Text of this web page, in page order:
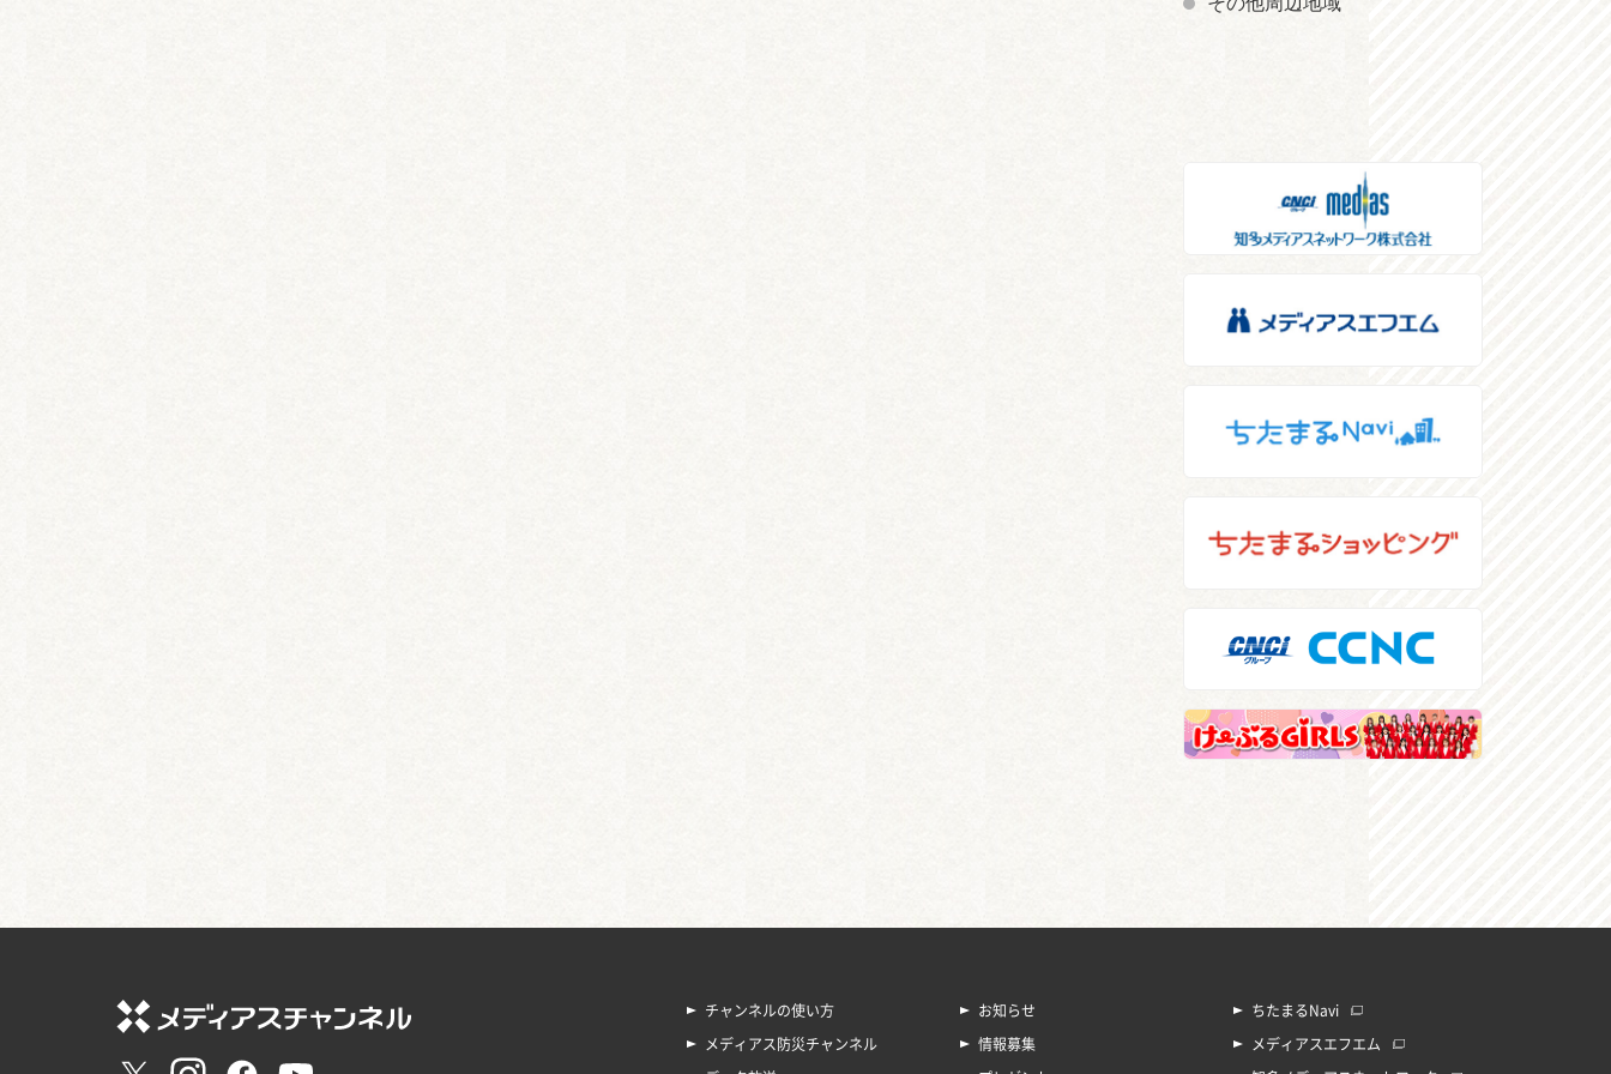
チャンネルの使い方
メディアス防災チャンネル
お知らせ
情報募集
ちたまるNavi
メディアスエフエム